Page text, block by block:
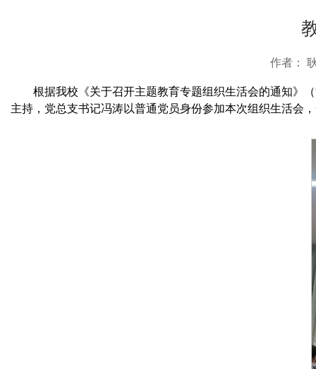
作者：
根据我校《关于召开主题教育专题组织生活会的通知》
主持，党总支书记冯涛以普通党员身份参加本次组织生活会